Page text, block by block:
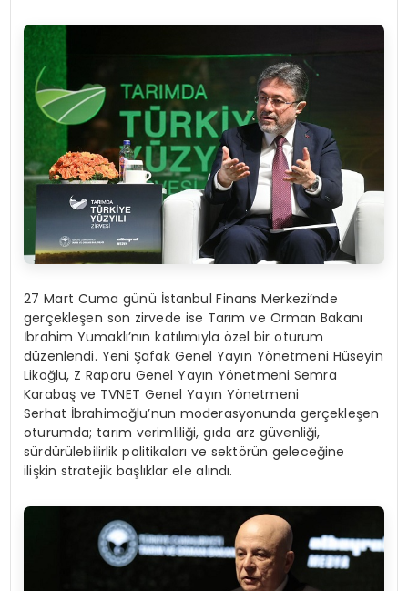
27 Mart Cuma günü İstanbul Finans Merkezi’nde
gerçekleşen son zirvede ise Tarım ve Orman Bakanı
İbrahim Yumaklı’nın katılımıyla özel bir oturum
düzenlendi. Yeni Şafak Genel Yayın Yönetmeni Hüseyin
Likoğlu, Z Raporu Genel Yayın Yönetmeni Semra
Karabaş ve TVNET Genel Yayın Yönetmeni
Serhat İbrahimoğlu’nun moderasyonunda gerçekleşen
oturumda; tarım verimliliği, gıda arz güvenliği,
sürdürülebilirlik politikaları ve sektörün geleceğine
ilişkin stratejik başlıklar ele alındı.